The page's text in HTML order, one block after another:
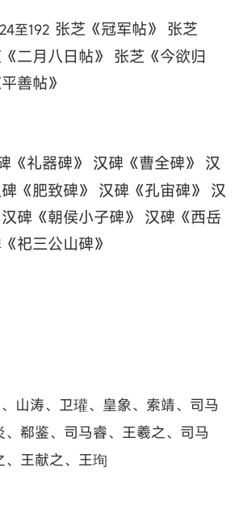
至192 张芝《冠军帖》 张芝
二月八日帖》 张芝《今欲归
善帖》
《礼器碑》 汉碑《曹全碑》 汉
《肥致碑》 汉碑《孔宙碑》 汉
碑《朝侯小子碑》 汉碑《西岳
祀三公山碑》
山涛、卫瓘、皇象、索靖、司马
郗鉴、司马睿、王羲之、司马
、王献之、王珣